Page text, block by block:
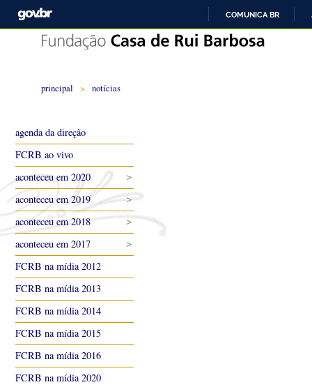
COMUNICA BR
principal > notícias
agenda da direção
FCRB ao vivo
aconteceu em 2020
aconteceu em 2019
aconteceu em 2018
aconteceu em 2017
FCRB na mídia 2012
FCRB na mídia 2013
FCRB na mídia 2014
FCRB na mídia 2015
FCRB na mídia 2016
FCRB na mídia 2020